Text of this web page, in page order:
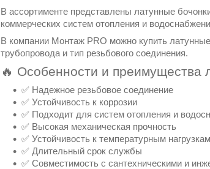
В ассортименте представлены латунные
коммерческих систем отопления и
В компании Монтаж PRO можно купить
трубопровода и тип резьбового соединения.
🔥 Особенности и преимущества
✅ Надежное резьбовое соединение
✅ Устойчивость к коррозии
✅ Подходит для систем отопления и
✅ Высокая механическая прочность
✅ Устойчивость к температурным нагрузкам
✅ Длительный срок службы
✅ Совместимость с сантехническими и